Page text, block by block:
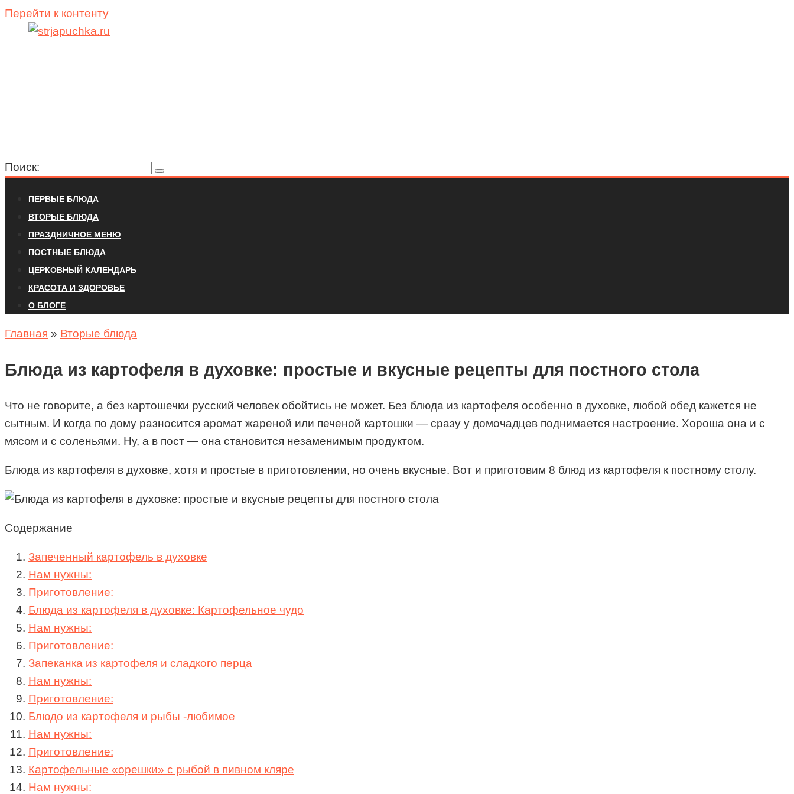
Перейти к контенту
Поиск:
ПЕРВЫЕ БЛЮДА
ВТОРЫЕ БЛЮДА
ПРАЗДНИЧНОЕ МЕНЮ
ПОСТНЫЕ БЛЮДА
ЦЕРКОВНЫЙ КАЛЕНДАРЬ
КРАСОТА И ЗДОРОВЬЕ
О БЛОГЕ
Главная » Вторые блюда
Блюда из картофеля в духовке: простые и вкусные рецепты для постного стола
Что не говорите, а без картошечки русский человек обойтись не может. Без блюда из картофеля особенно в духовке, любой обед кажется не
сытным. И когда по дому разносится аромат жареной или печеной картошки — сразу у домочадцев поднимается настроение. Хороша она и с
мясом и с соленьями. Ну, а в пост — она становится незаменимым продуктом.
Блюда из картофеля в духовке, хотя и простые в приготовлении, но очень вкусные. Вот и приготовим 8 блюд из картофеля к постному столу.
Содержание
Запеченный картофель в духовке
Нам нужны:
Приготовление:
Блюда из картофеля в духовке: Картофельное чудо
Нам нужны:
Приготовление:
Запеканка из картофеля и сладкого перца
Нам нужны:
Приготовление:
Блюдо из картофеля и рыбы -любимое
Нам нужны:
Приготовление:
Картофельные «орешки» с рыбой в пивном кляре
Нам нужны: